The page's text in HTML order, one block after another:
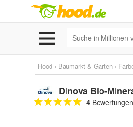
Hood › Baumarkt & Garten ›
Dinova Bio-
4 Bewertungen